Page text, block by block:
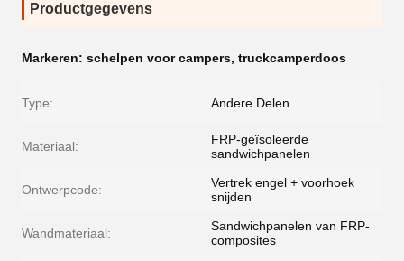
Productgegevens
Markeren: schelpen voor campers, truckcamperdoos
Type: Andere Delen
Materiaal:
FRP-geïsoleerde
sandwichpanelen
Ontwerpcode:
Vertrek engel + voorhoek
snijden
Wandmateriaal:
Sandwichpanelen van FRP-
composites